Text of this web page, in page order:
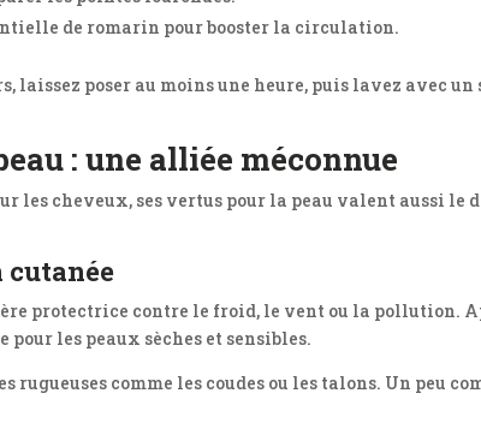
de romarin pour booster la circulation.
laissez poser au moins une heure, puis lavez avec
: une alliée méconnue
les cheveux, ses vertus pour la peau valent aussi le
protectrice contre le froid, le vent ou la pollution.
pour les peaux sèches et sensibles.
rugueuses comme les coudes ou les talons. Un peu